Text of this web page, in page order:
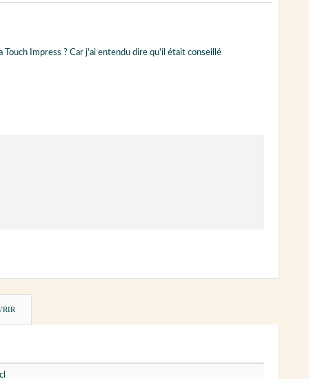
Impress ? Car j'ai entendu dire qu'il était conseillé